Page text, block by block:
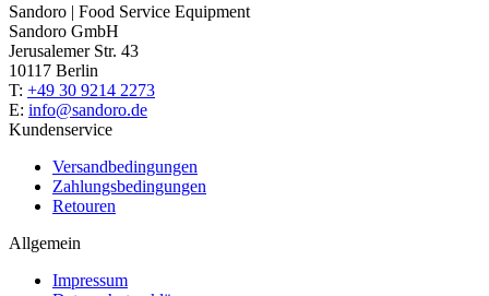
Sandoro | Food Service Equipment
Sandoro GmbH
Jerusalemer Str. 43
10117 Berlin
T: +49 30 9214 2273
E: info@sandoro.de
Kundenservice
Versandbedingungen
Zahlungsbedingungen
Retouren
Allgemein
Impressum